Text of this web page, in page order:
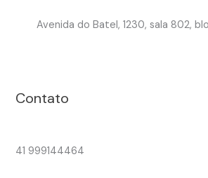
Avenida do Batel, 1230, sala 802,
Contato
41 999144464